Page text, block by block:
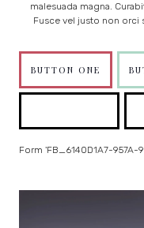
malesuada magna.
Fusce vel justo non orci
BUTTON ONE
Form 'FB_6140D1A7-957A-